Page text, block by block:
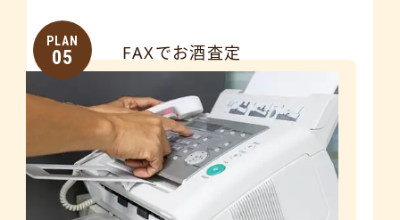
PLAN
05 FAXでお酒査定